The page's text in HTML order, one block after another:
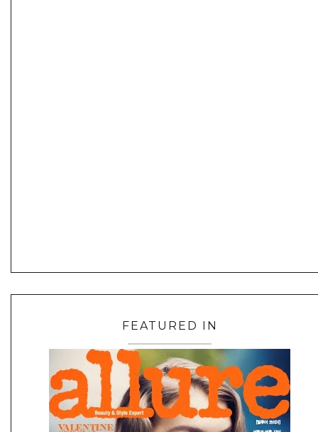
FEATURED IN